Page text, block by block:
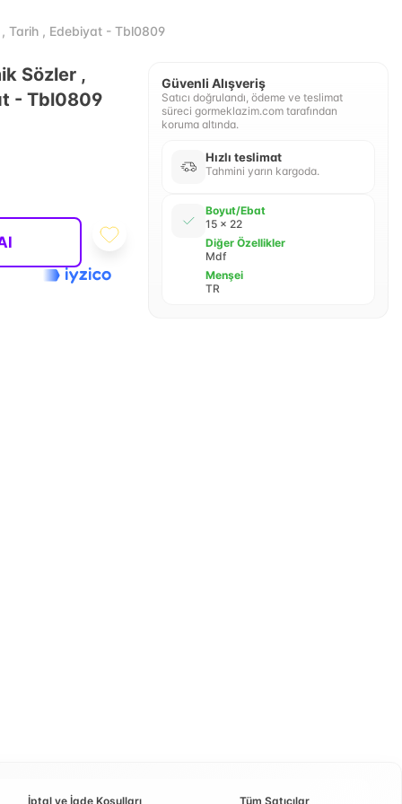
, Tarih , Edebiyat - Tbl0809
Sözler ,
- Tbl0809
Güvenli Alışveriş
Satıcı doğrulandı, ödeme ve teslimat
süreci gormeklazim.com tarafından
koruma altında.
Hızlı teslimat
Tahmini yarın kargoda.
Boyut/Ebat
15 x 22
Diğer Özellikler
Mdf
Menşei
TR
İptal ve İade Koşulları Tüm Satıcılar